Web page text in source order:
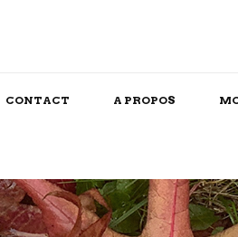
CONTACT A PROPOS